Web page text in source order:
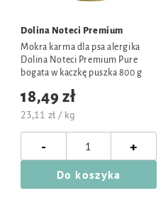
Dolina Noteci Premium
Mokra karma dla psa alergika
Dolina Noteci Premium Pure
bogata w kaczkę puszka 800 g
18,49 zł
23,11 zł / kg
- +
Do koszyka